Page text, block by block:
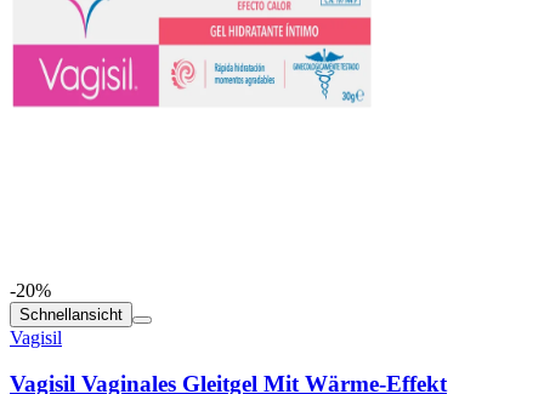
-20%
Schnellansicht
Vagisil
Vagisil Vaginales Gleitgel Mit Wärme-Effekt